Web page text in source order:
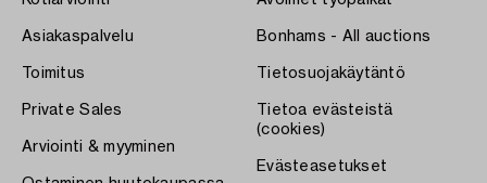
Asiakaspalvelu
Toimitus
Private Sales
Arviointi & myyminen
Bonhams - All auctions
Tietosuojakäytäntö
Tietoa evästeistä
(cookies)
Evästeasetukset